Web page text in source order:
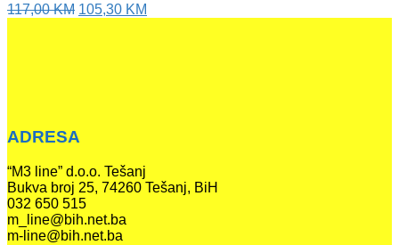
117,00KM 105,30 KM
ADRESA
“M3 line” d.o.o. Tešanj
Bukva broj 25, 74260 Tešanj, BiH
032 650 515
m_line@bih.net.ba
m-line@bih.net.ba